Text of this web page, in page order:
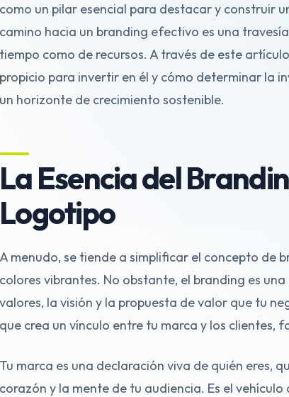
como un pilar esencial para destacar y construir
camino hacia un branding efectivo es una
tiempo como de recursos. A través de este
propicio para invertir en él y cómo determinar la
un horizonte de crecimiento sostenible.
La Esencia del
Logotipo
A menudo, se tiende a simplificar el concepto de
colores vibrantes. No obstante, el branding es
valores, la visión y la propuesta de valor que tu
que crea un vínculo entre tu marca y los
Tu marca es una declaración viva de quién eres,
corazón y la mente de tu audiencia. Es el